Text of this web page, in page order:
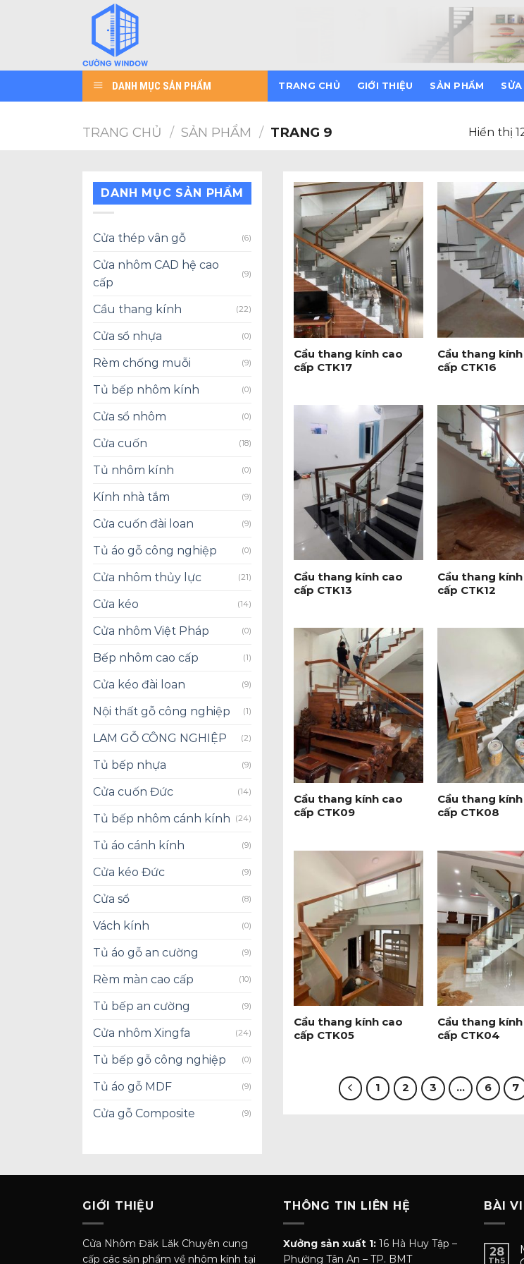
DANH MỤC SẢN PHẨM TRANG CHỦ GIỚI THIỆU SẢN PHẨM
TRANG CHỦ / SẢN PHẨM / TRANG 9 Hiển thị
DANH MỤC SẢN PHẨM
Cửa thép vân gỗ (6)
Cửa nhôm CAD hệ cao
cấp
(9)
Cầu thang kính (22)
Cửa sổ nhựa (0)
Rèm chống muỗi (9)
Tủ bếp nhôm kính (0)
Cửa sổ nhôm (0)
Cửa cuốn (18)
Tủ nhôm kính (0)
Kính nhà tắm (9)
Cửa cuốn đài loan (9)
Tủ áo gỗ công nghiệp (0)
Cửa nhôm thủy lực (21)
Cửa kéo (14)
Cửa nhôm Việt Pháp (0)
Bếp nhôm cao cấp (1)
Cửa kéo đài loan (9)
Nội thất gỗ công nghiệp (1)
LAM GỖ CÔNG NGHIỆP (2)
Tủ bếp nhựa (9)
Cửa cuốn Đức (14)
Tủ bếp nhôm cánh kính (24)
Tủ áo cánh kính (9)
Cửa kéo Đức (9)
Cửa sổ (8)
Vách kính (0)
Tủ áo gỗ an cường (9)
Rèm màn cao cấp (10)
Tủ bếp an cường (9)
Cửa nhôm Xingfa (24)
Tủ bếp gỗ công nghiệp (0)
Tủ áo gỗ MDF (9)
Cửa gỗ Composite (9)
+
Cầu thang kính cao
cấp CTK17
Cầu thang
cấp CTK16
Cầu thang kính cao
cấp CTK13
+
Cầu thang
cấp CTK12
+
Cầu thang kính cao
cấp CTK09
Cầu thang
cấp CTK08
+
Cầu thang kính cao
cấp CTK05
+
Cầu thang
cấp CTK04
1 2 3 … 6 7
GIỚI THIỆU
Cửa Nhôm Đăk Lăk Chuyên cung
cấp các sản phẩm về nhôm kính tại
THÔNG TIN LIÊN HỆ
Xưởng sản xuất 1: 16 Hà Huy Tập –
Phường Tân An – TP. BMT
BÀI
28
Th5